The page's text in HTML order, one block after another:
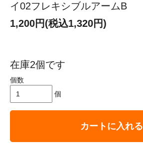
イ02フレキシブルアームB
1,200円(税込1,320円)
在庫2個です
個数
個
カートに入れる